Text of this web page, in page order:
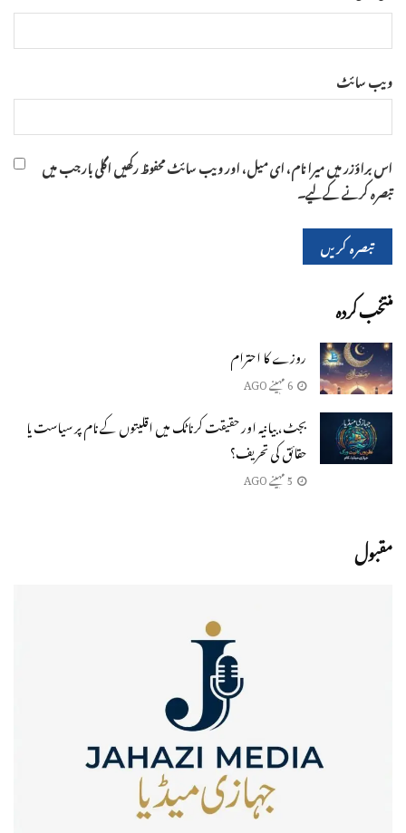
ویب‌ سائٹ
اس براؤزر میں میرا نام، ای میل، اور ویب سائٹ محفوظ رکھیں اگلی بار جب میں
تبصرہ کرنے کےلیے۔
منتخب کردہ
روزے کا احترام
بجٹ، بیانیہ اور حقیقت کرناٹک میں اقلیتوں کے نام پر سیاست یا
حقائق کی تحریف؟
مقبول